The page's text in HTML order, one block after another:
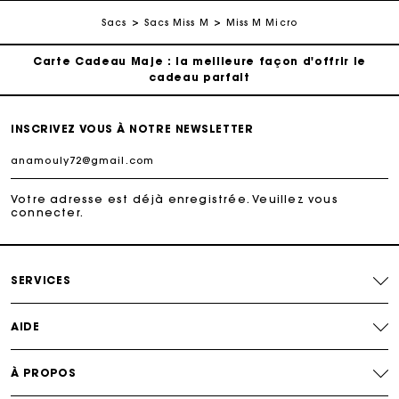
Sacs Sacs Miss M Miss M Micro
Suivi de commande
Carte Cadeau Maje : la meilleure façon d'offrir le
cadeau parfait
Livraison à domicile offerte sous 2 jours ouvrés
Paiement en plusieurs fois sans frais
INSCRIVEZ VOUS À NOTRE NEWSLETTER
Votre adresse est déjà enregistrée. Veuillez vous
connecter.
SERVICES
AIDE
À PROPOS